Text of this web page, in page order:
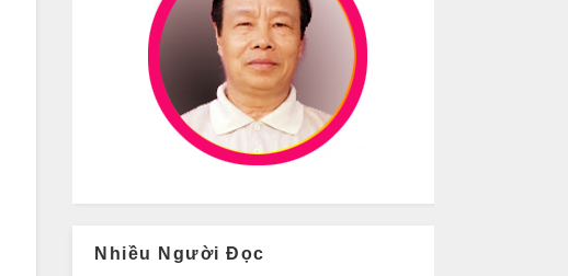
Nhiều Người Đọc